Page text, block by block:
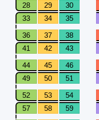
28 29 30
33
34 35
36 37 38
41
42 43
44 45 46
49
50 51
52 53 54
57
58 59